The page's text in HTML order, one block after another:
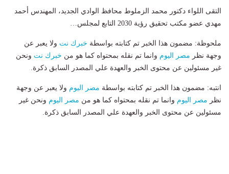
التقى اللواء دكتور محمد الزملوط محافظ الوادي الجديد، المهندس أحمد
مهدي عضو مكتب تحقيق رؤية 2030 التابع لمجلس…
ملحوظة: مضمون هذا الخبر تم كتابته بواسطة خبرك نت ولا يعبر عن
وجهة نظر مصر اليوم وانما تم نقله بمحتواه كما هو من خبرك نت ونحن
غير مسئولين عن محتوى الخبر والعهدة علي المصدر السابق ذكرة.
انتبه: مضمون هذا الخبر تم كتابته بواسطة مصر اليوم ولا يعبر عن وجهة
نظر مصر اليوم وانما تم نقله بمحتواه كما هو من مصر اليوم ونحن غير
مسئولين عن محتوى الخبر والعهدة علي المصدر السابق ذكرة.